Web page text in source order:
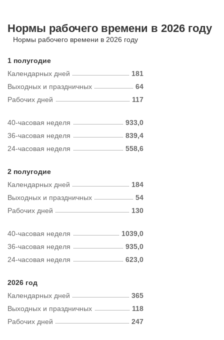
Нормы рабочего времени в 2026 году
Нормы рабочего времени в 2026 году
1 полугодие
Календарных дней
181
Рабочих дней 117
Выходных и праздничных 64
40-часовая неделя
933,0
36-часовая неделя
839,4
24-часовая неделя
558,6
2 полугодие
Календарных дней
184
Рабочих дней 130
Выходных и праздничных 54
40-часовая неделя
1039,0
36-часовая неделя
935,0
24-часовая неделя
623,0
2026 год
Календарных дней
365
Рабочих дней 247
Выходных и праздничных 118